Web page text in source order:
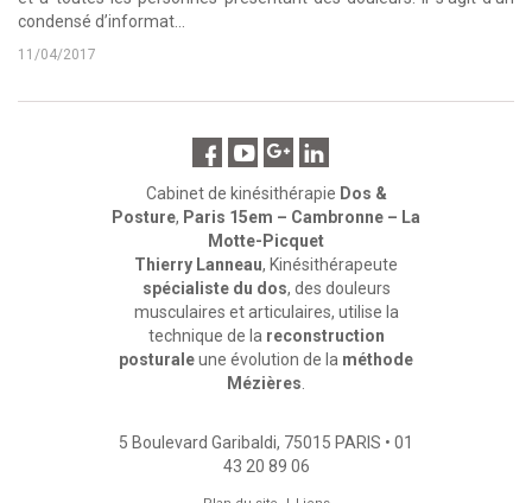
condensé d’informat...
11/04/2017
Cabinet de kinésithérapie Dos &
Posture, Paris 15em – Cambronne – La
Motte-Picquet
Thierry Lanneau, Kinésithérapeute
spécialiste du dos, des douleurs
musculaires et articulaires, utilise la
technique de la reconstruction
posturaleune évolution de la méthode
Mézières
5 Boulevard Garibaldi, 75015 PARIS • 01
43 20 89 06